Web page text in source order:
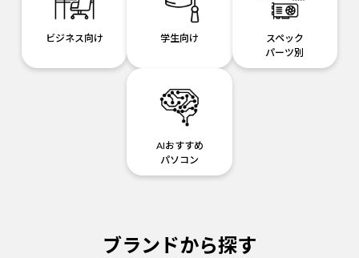
ビジネス向け 学生向け
スペック
パーツ別
AIおすすめ
パソコン
ブランドから探す